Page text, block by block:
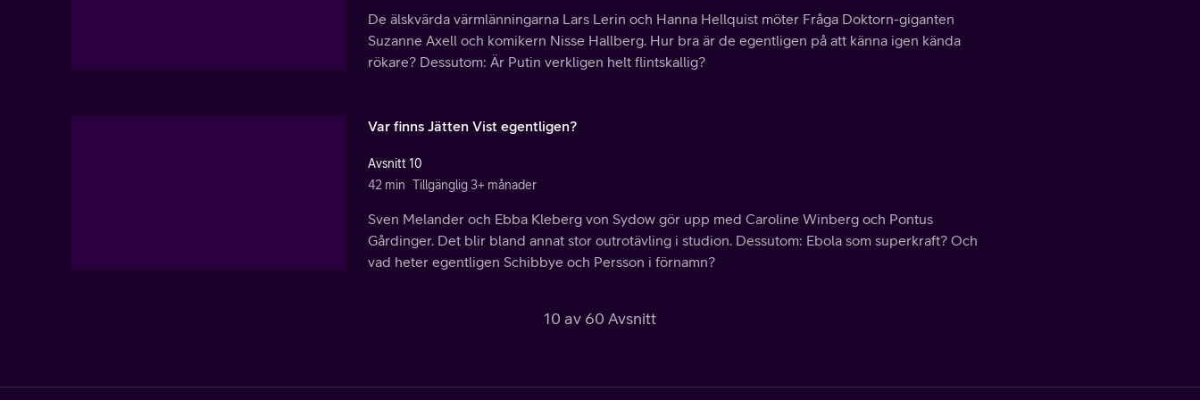
De älskvärda värmlänningarna Lars Lerin och Hanna Hellquist möter Fråga Doktorn-giganten
Suzanne Axell och komikern Nisse Hallberg. Hur bra är de egentligen på att känna igen kända
rökare? Dessutom: Är Putin verkligen helt flintskallig?
Var finns Jätten Vist egentligen?
Avsnitt 10
42 min Tillgänglig 3+ månader
Sven Melander och Ebba Kleberg von Sydow gör upp med Caroline Winberg och Pontus
Gårdinger. Det blir bland annat stor outrotävling i studion. Dessutom: Ebola som superkraft? Och
vad heter egentligen Schibbye och Persson i förnamn?
10 av 60 Avsnitt